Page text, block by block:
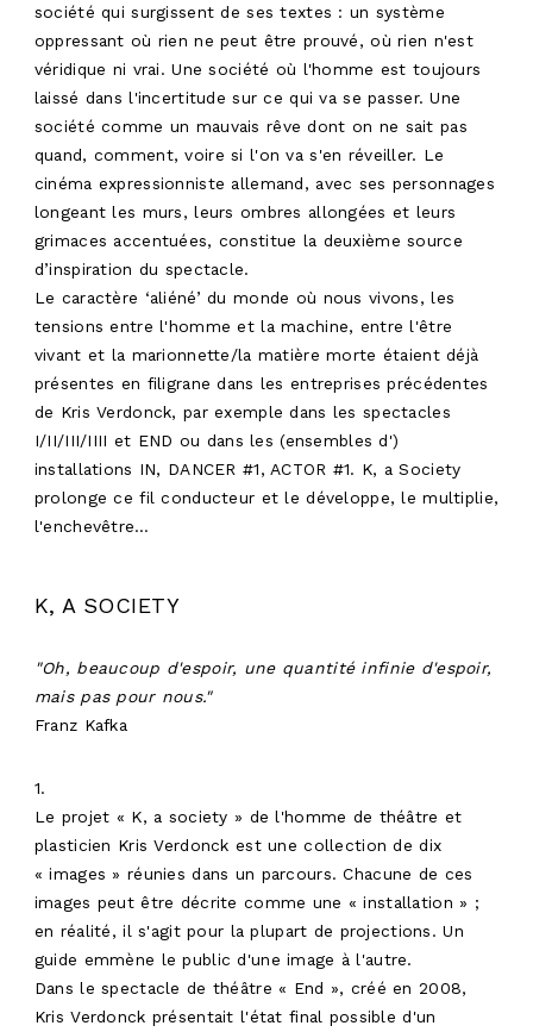
société qui surgissent de ses textes : un système
oppressant où rien ne peut être prouvé, où rien n'est
véridique ni vrai. Une société où l'homme est toujours
laissé dans l'incertitude sur ce qui va se passer. Une
société comme un mauvais rêve dont on ne sait pas
quand, comment, voire si l'on va s'en réveiller. Le
cinéma expressionniste allemand, avec ses personnages
longeant les murs, leurs ombres allongées et leurs
grimaces accentuées, constitue la deuxième source
d’inspiration du spectacle.
Le caractère ‘aliéné’ du monde où nous vivons, les
tensions entre l'homme et la machine, entre l'être
vivant et la marionnette/la matière morte étaient déjà
présentes en filigrane dans les entreprises précédentes
de Kris Verdonck, par exemple dans les spectacles
I/II/III/IIII et END ou dans les (ensembles d')
installations IN, DANCER #1, ACTOR #1. K, a Society
prolonge ce fil conducteur et le développe, le multiplie,
l'enchevêtre…
K, A SOCIETY
"Oh, beaucoup d'espoir, une quantité infinie d'espoir,
mais pas pour nous."
Franz Kafka
1.
Le projet « K, a society » de l'homme de théâtre et
plasticien Kris Verdonck est une collection de dix
« images » réunies dans un parcours. Chacune de ces
images peut être décrite comme une « installation » ;
en réalité, il s'agit pour la plupart de projections. Un
guide emmène le public d'une image à l'autre.
Dans le spectacle de théâtre « End », créé en 2008,
Kris Verdonck présentait l'état final possible d'un